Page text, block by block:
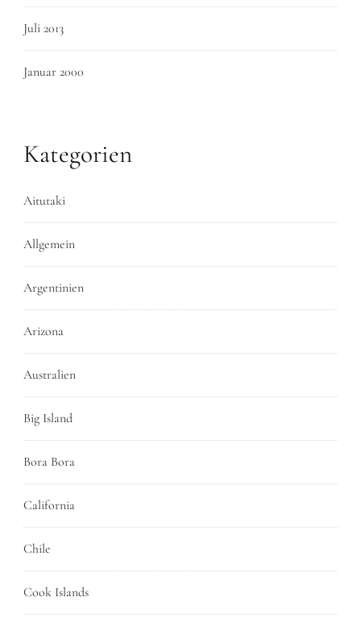
Juli 2013
Januar 2000
Kategorien
Aitutaki
Allgemein
Argentinien
Arizona
Australien
Big Island
Bora Bora
California
Chile
Cook Islands